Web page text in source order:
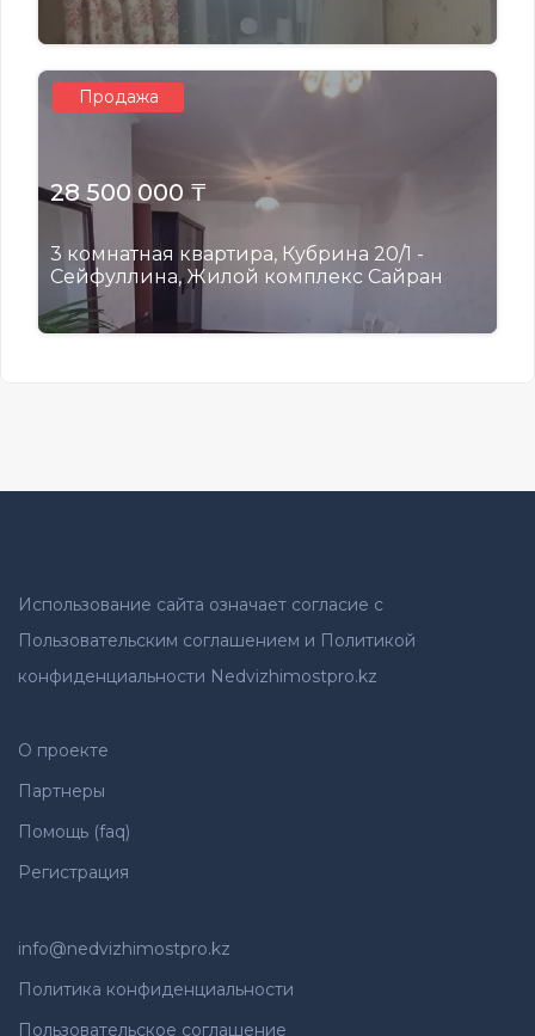
Продажа
28 500 000 ₸
3 комнатная квартира, Кубрина 20/1 -
Сейфуллина, Жилой комплекс Сайран
Использование сайта означает согласие с
Пользовательским соглашением и Политикой
конфиденциальности Nedvizhimostpro.kz
О проекте
Партнеры
Помощь (faq)
Регистрация
info@nedvizhimostpro.kz
Политика конфиденциальности
Пользовательское соглашение